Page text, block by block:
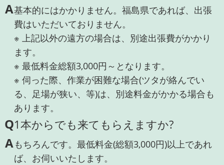
A基本的にはかかりません。福島県であれば、出張
費はいただいておりません。
※ 上記以外の遠方の場合は、別途出張費がかかり
ます。
※ 最低料金総額3,000円～となります。
※ 伺った際、作業が困難な場合(ツタが絡んでい
る、足場が狭い、等)は、別途料金がかかる場合も
あります。
Q1本からでも来てもらえますか?
Aもちろんです。最低料金(総額3,000円)以上であれ
ば、お伺いいたします。